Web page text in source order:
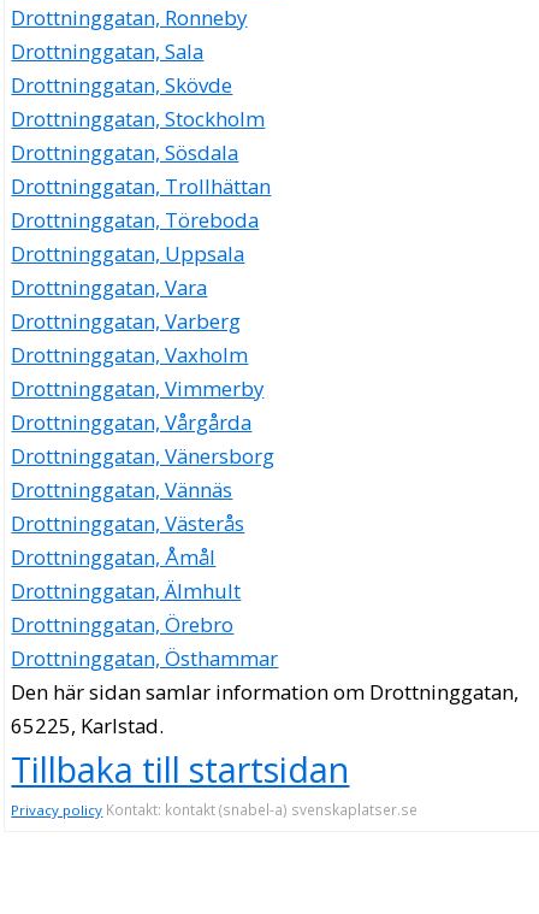
Centrum Karlstad Utveckling AB
Thomas Torsten Bergqvist
Drottninggatan 21, 65225 Karlstad
Eiendomsvekst i Wärmland 2 AB
054-293434
Drottninggatan 21, 65225 Karlstad
Eiendomsvekst i Wärmland 3 AB
054-293426
Drottninggatan 21, 65225 Karlstad
Eiendomsvekst i Wärmland AB
054-293434
Drottninggatan 21, 65225 Karlstad
Eiendomsvekst i Wärmland Näring AB
054-293434
Drottninggatan 21, 65225 Karlstad
Handelsfastigheter i Värmland AB
Drottninggatan 21, 65225 Karlstad
Studio 1 AB
Carl Rickard Herrman
Drottninggatan 21, 65224 Karlstad
Sundsberg 2:4 AB
Drottninggatan 21, 65225 Karlstad
Vackra Vita Interiör i Karlstad AB
Ann Carolin Olsson
Drottninggatan, Ronneby
Drottninggatan, Sala
Drottninggatan, Skövde
Drottninggatan, Stockholm
Drottninggatan, Sösdala
Drottninggatan, Trollhättan
Drottninggatan, Töreboda
Drottninggatan, Uppsala
Drottninggatan, Vara
Drottninggatan, Varberg
Drottninggatan, Vaxholm
Drottninggatan, Vimmerby
Drottninggatan, Vårgårda
Drottninggatan, Vänersborg
Drottninggatan, Vännäs
Drottninggatan, Västerås
Drottninggatan, Åmål
Drottninggatan, Älmhult
Drottninggatan, Örebro
Drottninggatan, Östhammar
Den här sidan samlar information om Drottninggatan,
65225, Karlstad.
Tillbaka till startsidan
Privacy policy Kontakt: kontakt (snabel-a) svenskaplatser.se